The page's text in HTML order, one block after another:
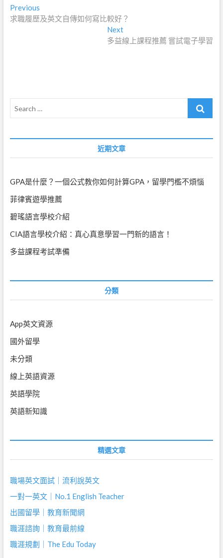
文
章
PreviousPrevious
post:
求職履歷及英文自傳如何寫比較好？
NextNext
post:
多益線上課程推薦 嘗試電子學習
Search
近期文章
GPA是什麼？一個公式教你如何計算GPA，留學門檻不煩惱
菲律賓遊學推薦
碧瑤語言學校介紹
CIA語言學校介紹：真心真意學習一門新的語言！
多益課程考試準備
分類
App英文資源
國外留學
未分類
線上英語資源
英語學院
英語新知識
精選文章
職場英文面試｜流利說英文
一對一英文｜No.1 English Teacher
出國留學｜教育新聞網
職涯諮詢｜教育最前線
職涯規劃｜The Edu Today